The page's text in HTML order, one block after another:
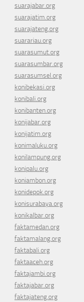
suarajabar.org
suarajatim.org
suarajateng.org
suarariau.org
suarasumut.org
suarasumbar.org
suarasumsel.org
konibekasi.org
konibali.org
konibanten.org
konijabar.org
konijatim.org
konimaluku.org
konilampung.org
konipalu.org
koniambon.org
konidepok.org
konisurabaya.org
konikalbar.org
faktamedan.org
faktamalang.org
faktabali.org
faktaaceh.org
faktajambi.org
faktajabar.org
faktajateng.org